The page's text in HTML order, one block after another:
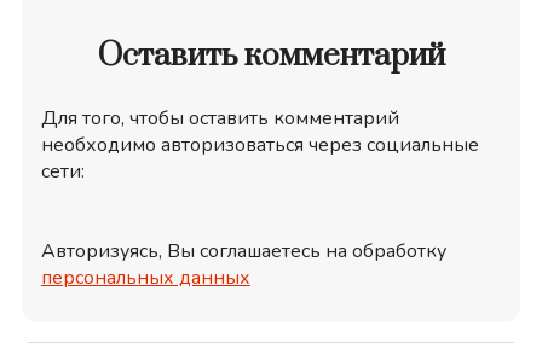
Оставить комментарий
Для того, чтобы оставить комментарий
необходимо авторизоваться через социальные
сети:
Авторизуясь, Вы соглашаетесь на обработку
персональных данных